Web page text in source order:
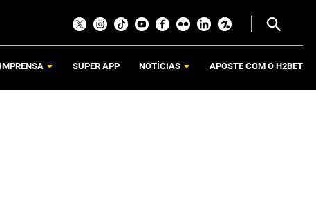
IMPRENSA SUPER APP NOTÍCIAS APOSTE COM O H2BET